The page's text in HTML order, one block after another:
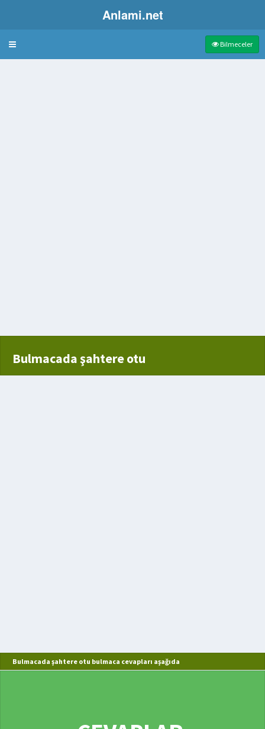
Anlami.net
Bulmaca Bilmeceler
Bulmacada şahtere otu
Bulmacada şahtere otu bulmaca cevapları aşağıda